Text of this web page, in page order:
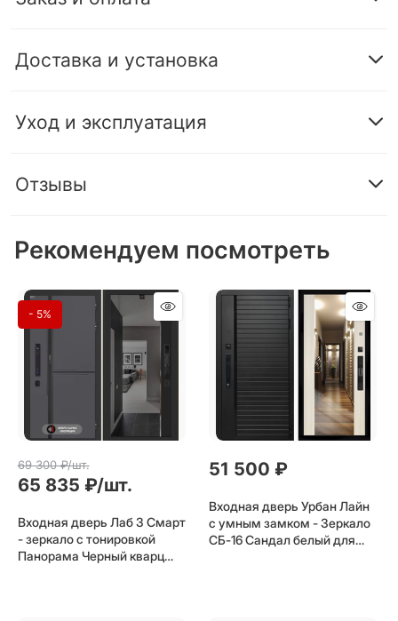
Доставка и установка
Уход и эксплуатация
Отзывы
Рекомендуем посмотреть
- 5%
69 300 ₽/шт.
65 835 ₽/шт.
Входная дверь Лаб 3 Смарт
- зеркало с тонировкой
Панорама Черный кварц
51 500 ₽
Входная дверь Урбан Лайн
с умным замком - Зеркало
СБ-16 Сандал белый для